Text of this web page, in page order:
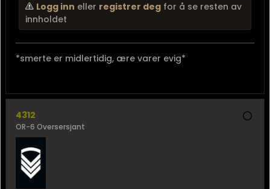
Logg inn eller registrer deg for å se resten av
innholdet
*smerte er midlertidig, ære varer evig*
4312
OR-6 Oversersjant